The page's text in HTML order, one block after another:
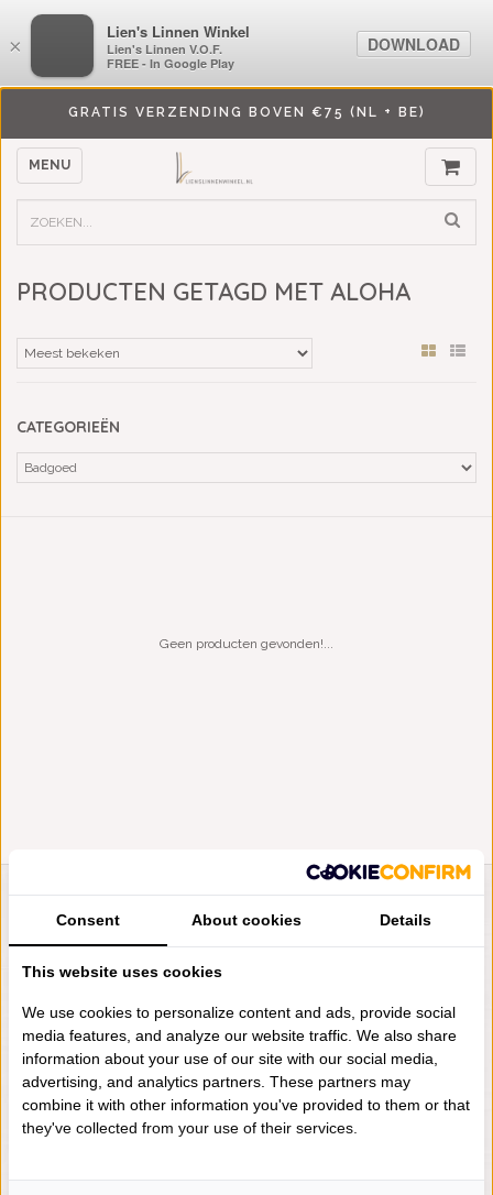
GRATIS VERZENDING BOVEN €75 (NL + BE)
MENU
PRODUCTEN GETAGD MET ALOHA
CATEGORIEËN
Geen producten gevonden!...
LIENSLINNENWINKEL.NL
VRAGEN? BEL DAN
+31 (0) 575 511817
NIEUWSBRIEF
Wilt u op de hoogte blijven?
Word lid van onze mailinglijst:
×
LiensLinnenwinkel.nl
Lien's Linnen V.O.F.
FREE - In Google Play
DOWNLOAD
Consent About cookies Details
This website uses cookies
We use cookies to personalize content and ads, provide social
media features, and analyze our website traffic. We also share
information about your use of our site with our social media,
advertising, and analytics partners. These partners may
combine it with other information you've provided to them or that
they've collected from your use of their services.
×
Lien's Linnen Winkel
Lien's Linnen V.O.F.
FREE - In Google Play
DOWNLOAD